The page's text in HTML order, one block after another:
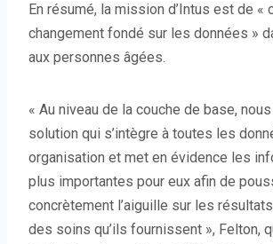
En résumé, la mission d’Intus est de «
changement fondé sur les données »
aux personnes âgées.
« Au niveau de la couche de base,
solution qui s’intègre à toutes les
organisation et met en évidence les
plus importantes pour eux afin de
concrètement l’aiguille sur les
des soins qu’ils fournissent », Felton,